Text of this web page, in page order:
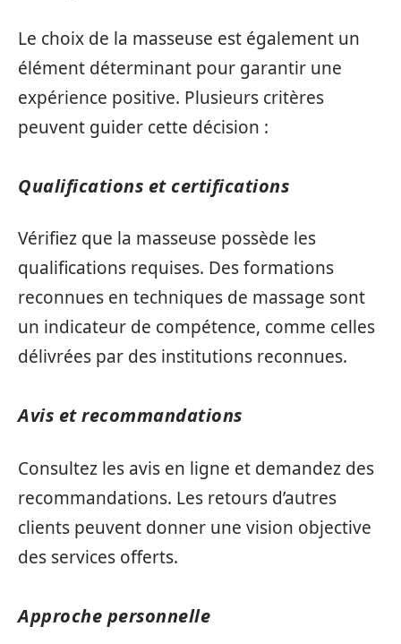
Le choix de la masseuse est également un
élément déterminant pour garantir une
expérience positive. Plusieurs critères
peuvent guider cette décision :
Qualifications et certifications
Vérifiez que la masseuse possède les
qualifications requises. Des formations
reconnues en techniques de massage sont
un indicateur de compétence, comme celles
délivrées par des institutions reconnues.
Avis et recommandations
Consultez les avis en ligne et demandez des
recommandations. Les retours d’autres
clients peuvent donner une vision objective
des services offerts.
Approche personnelle